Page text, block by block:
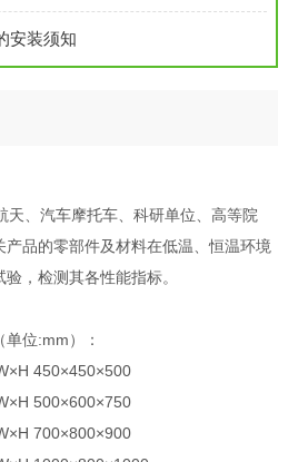
安装须知
、汽车摩托车、科研单位、高等院
品的零部件及材料在低温、恒温环境
，检测其各性能指标。
单位:mm）：
450×450×500
500×600×750
700×800×900